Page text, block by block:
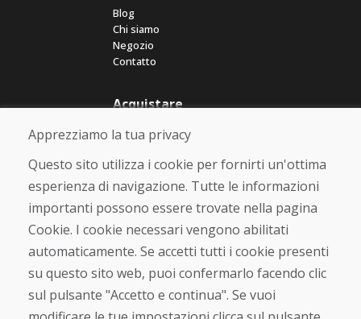
Blog
Chi siamo
Negozio
Contatto
Acquistare
Negozio online
Termini e condizioni commerciali
Spedizione e pagamento
Reso e cambio merce
Protezione dei dati personali
Cookies
Verificato dai clienti
★★★★★
Apprezziamo la tua privacy
Questo sito utilizza i cookie per fornirti un'ottima
esperienza di navigazione. Tutte le informazioni
importanti possono essere trovate nella pagina
Cookie. I cookie necessari vengono abilitati
automaticamente. Se accetti tutti i cookie presenti
su questo sito web, puoi confermarlo facendo clic
sul pulsante "Accetto e continua". Se vuoi